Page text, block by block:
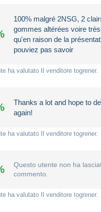
100% malgré 2NSG, 2
gommes altérées voire
qu'en raison de la
pouviez pas savoir
ha valutato Il venditore togrener.
Thanks a lot and hope to
again!
ha valutato Il venditore togrener.
Questo utente non ha
commento.
ha valutato Il venditore togrener.